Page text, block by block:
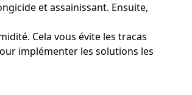
et assainissant. Ensuite,
Cela vous évite les tracas
implémenter les solutions les